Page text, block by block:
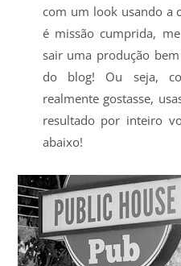
com um look usando a
é missão cumprida,
sair uma produção
do blog! Ou seja,
realmente gostasse,
resultado por inteiro
abaixo!